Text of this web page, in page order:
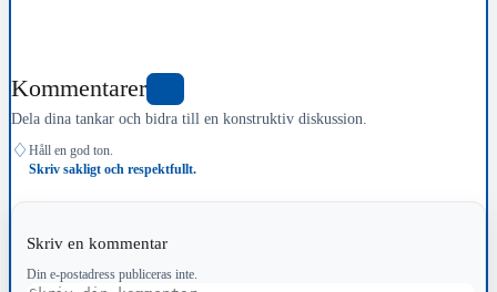
Kommentarer
Dela dina tankar och bidra till en konstruktiv diskussion.
♢ Håll en god ton.
Skriv sakligt och respektfullt.
Skriv en kommentar
Din e-postadress publiceras inte.